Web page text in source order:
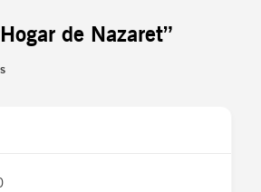
de Nazaret”